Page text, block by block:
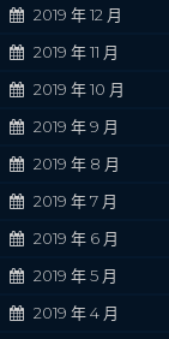
2019 年 12 月
2019 年 11 月
2019 年 10 月
2019 年 9 月
2019 年 8 月
2019 年 7 月
2019 年 6 月
2019 年 5 月
2019 年 4 月